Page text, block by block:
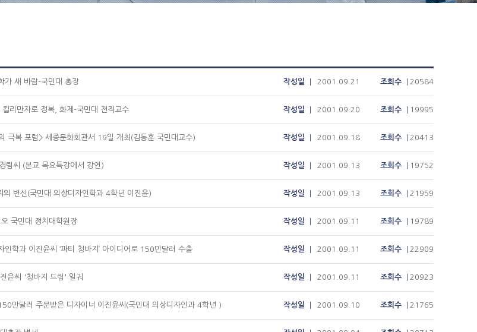
가 새 바람-국민대 총장 작성일 2001.09.21 조회수 20584
리만자로 정복, 화제-국민대 전직교수 작성일 2001.09.20 조회수 19995
극복 포럼> 세종문화회관서 19일 개최(김동훈 국민대교수) 작성일 2001.09.18 조회수 20413
림씨 (본교 목요특강에서 강연) 작성일 2001.09.13 조회수 19752
의 변신(국민대 의상디자인학과 4학년 이진윤) 작성일 2001.09.13 조회수 21959
국민대 정치대학원장 작성일 2001.09.11 조회수 19789
인학과 이진윤씨 ‘파티 청바지’ 아이디어로 150만달러 수출 작성일 2001.09.11 조회수 22909
윤씨 '청바지 드림' 일궈 작성일 2001.09.11 조회수 20923
만달러 주문받은 디자이너 이진윤씨(국민대 의상디자인과 4학년 ) 작성일 2001.09.10 조회수 21765